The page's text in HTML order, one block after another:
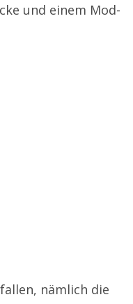
und einem Mod-
nämlich die